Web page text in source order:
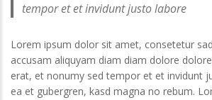
tempor et et invidunt justo labore
Lorem ipsum dolor sit amet, consetetur
accusam aliquyam diam diam dolore
erat, et nonumy sed tempor et et invidunt
ea et gubergren, kasd magna no rebum.